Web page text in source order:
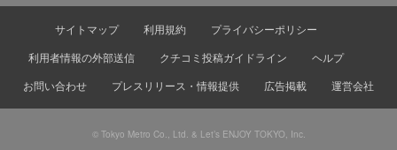
サイトマップ 利用規約
プライバシーポリシー
利用者情報の外部送信
クチコミ投稿ガイドライン
ヘルプ
お問い合わせ
プレスリリース・情報提供 広告掲載 運営会社
© Tokyo Metro Co., Ltd. & Let’s ENJOY TOKYO, Inc.